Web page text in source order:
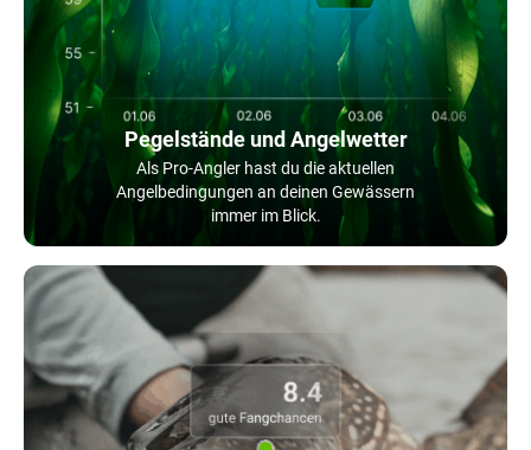
Pegelstände und Angelwetter
Als Pro-Angler hast du die aktuellen
Angelbedingungen an deinen Gewässern
immer im Blick.